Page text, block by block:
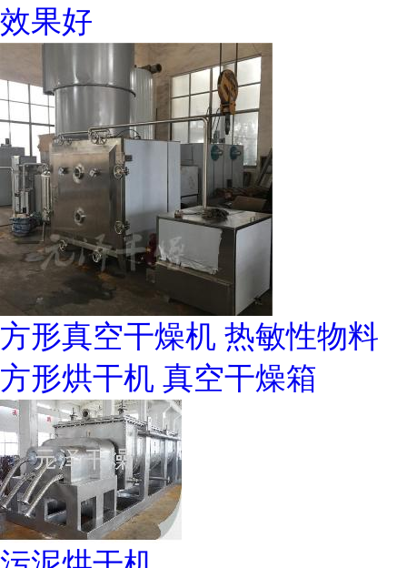
效果好
方形真空干燥机 热敏性物料
方形烘干机 真空干燥箱